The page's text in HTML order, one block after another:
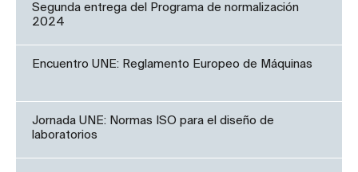
Segunda entrega del Programa de normalización
2024
Encuentro UNE: Reglamento Europeo de Máquinas
Jornada UNE: Normas ISO para el diseño de
laboratorios